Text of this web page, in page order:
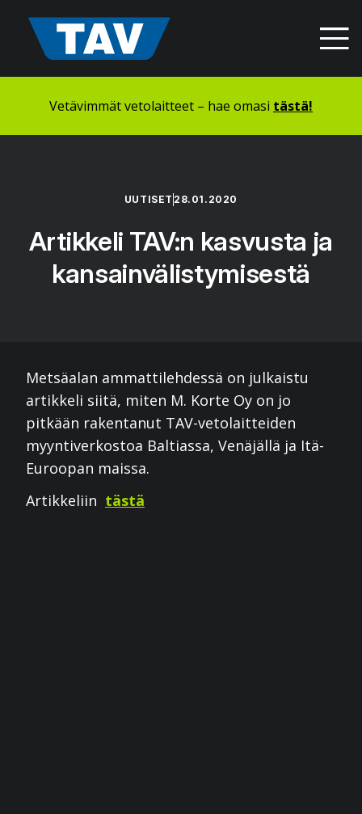
sisältöön
Vetävimmät vetolaitteet – hae omasi tästä!
UUTISET 28.01.2020
Artikkeli TAV:n kasvusta ja
kansainvälistymisestä
Metsäalan ammattilehdessä on julkaistu
artikkeli siitä, miten M. Korte Oy on jo
pitkään rakentanut TAV-vetolaitteiden
myyntiverkostoa Baltiassa, Venäjällä ja Itä-
Euroopan maissa.
Artikkeliin tästä